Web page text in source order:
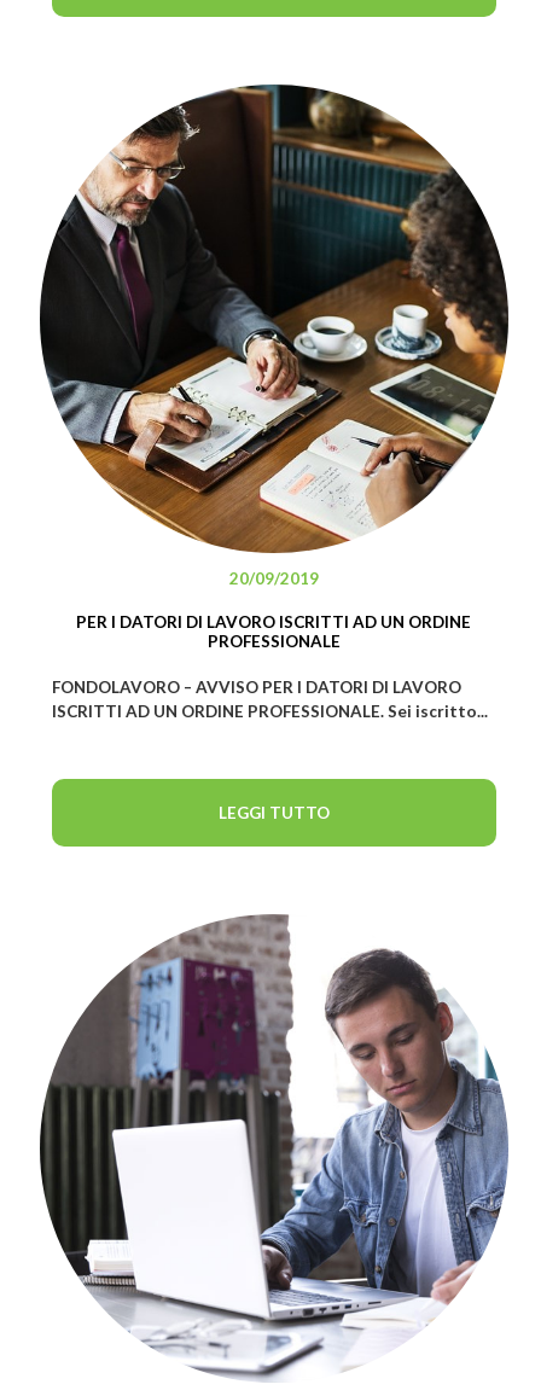
20/09/2019
PER I DATORI DI LAVORO ISCRITTI AD UN ORDINE
PROFESSIONALE
FONDOLAVORO – AVVISO PER I DATORI DI LAVORO
ISCRITTI AD UN ORDINE PROFESSIONALE. Sei iscritto...
LEGGI TUTTO